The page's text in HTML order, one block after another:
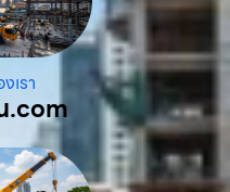
เรา
.com